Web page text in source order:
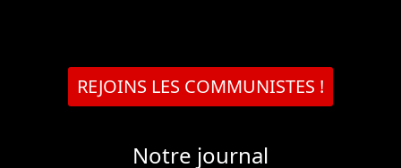
REJOINS LES COMMUNISTES !
Notre journal